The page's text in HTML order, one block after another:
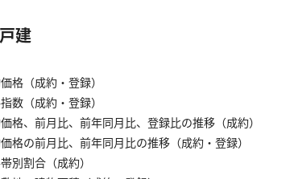
建
格（成約・登録）
数（成約・登録）
格、前月比、前年同月比、登録比の推移（成約）
格の前月比、前年同月比の推移（成約・登録）
別割合（成約）